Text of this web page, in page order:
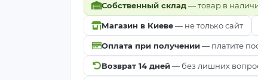
Собственный склад— товар в
Магазин в Киеве— не только сайт
Оплата при получении— платите
Возврат 14 дней— без лишних